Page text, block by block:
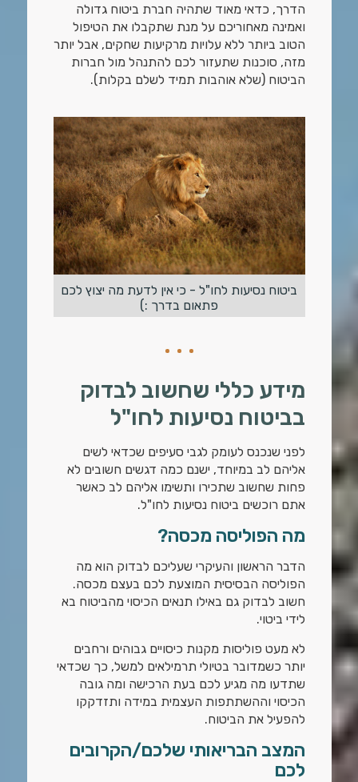
הדרך, כדאי מאוד שתהיה חברת ביטוח גדולה
ואמינה מאחוריכם על מנת שתקבלו את הטיפול
הטוב ביותר ללא עלויות מרקיעות שחקים, אבל יותר
מזה, סוכנות שתעזור לכם להתנהל מול חברות
הביטוח (שלא אוהבות תמיד לשלם בקלות).
ביטוח נסיעות לחו"ל - כי אין לדעת מה יצוץ לכם
פתאום בדרך :)
מידע כללי שחשוב לבדוק
בביטוח נסיעות לחו"ל
לפני שנכנס לעומק לגבי סעיפים שכדאי לשים
אליהם לב במיוחד, ישנם כמה דגשים חשובים לא
פחות שחשוב שתכירו ותשימו אליהם לב כאשר
אתם רוכשים ביטוח נסיעות לחו"ל.
מה הפוליסה מכסה?
הדבר הראשון והעיקרי שעליכם לבדוק הוא מה
הפוליסה הבסיסית המוצעת לכם בעצם מכסה.
חשוב לבדוק גם באילו תנאים הכיסוי מהביטוח בא
לידי ביטוי.
לא מעט פוליסות מקנות כיסויים גבוהים ורחבים
יותר כשמדובר בטיולי תרמילאים למשל, כך שכדאי
שתדעו מה מגיע לכם בעת הרכישה ומה גובה
הכיסוי וההשתתפות העצמית במידה ותזדקקו
להפעיל את הביטוח.
המצב הבריאותי שלכם/הקרובים
לכם